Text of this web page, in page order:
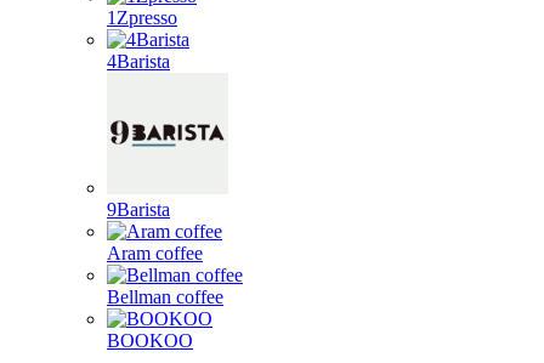
1Zpresso
4Barista
9Barista
Aram coffee
Bellman coffee
BOOKOO